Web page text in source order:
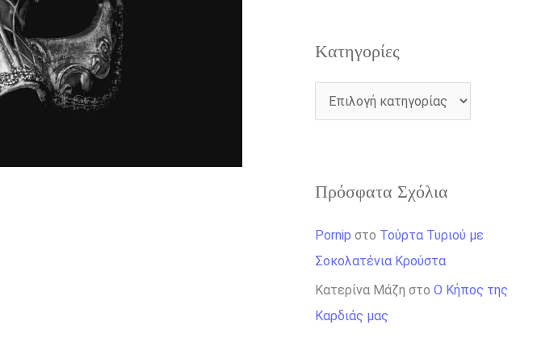
Kατηγορίες
Πρόσφατα Σχόλια
Pornip στο Τούρτα Τυριού με
Σοκολατένια Κρούστα
Κατερίνα Μάζη στο Ο Κήπος της
Καρδιάς μας